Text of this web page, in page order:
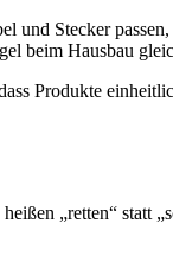
und Stecker
beim Hausbau
Produkte
„retten“ statt